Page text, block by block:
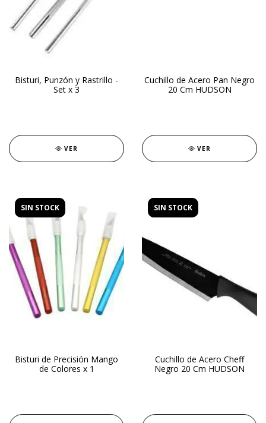
Bisturi, Punzón y Rastrillo -
Set x 3
VER
Cuchillo de Acero Pan Negro
20 Cm HUDSON
VER
SIN STOCK
Bisturi de Precisión Mango
de Colores x 1
SIN STOCK
Cuchillo de Acero Cheff
Negro 20 Cm HUDSON